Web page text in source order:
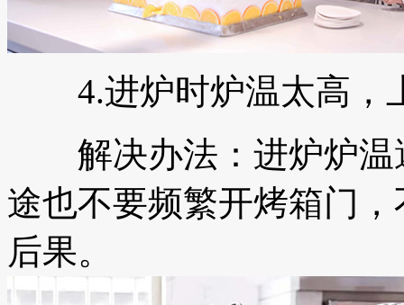
4.进炉时炉温太高，
解决办法：进炉炉温
途也不要频繁开烤箱门
后果。